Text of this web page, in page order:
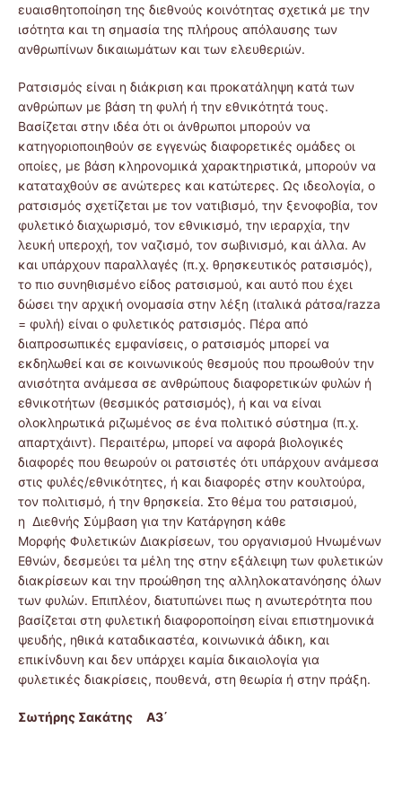
ευαισθητοποίηση της διεθνούς κοινότητας σχετικά με την
ισότητα και τη σημασία της πλήρους απόλαυσης των
ανθρωπίνων δικαιωμάτων και των ελευθεριών.
Ρατσισμός είναι η διάκριση και προκατάληψη κατά των
ανθρώπων με βάση τη φυλή ή την εθνικότητά τους.
Βασίζεται στην ιδέα ότι οι άνθρωποι μπορούν να
κατηγοριοποιηθούν σε εγγενώς διαφορετικές ομάδες οι
οποίες, με βάση κληρονομικά χαρακτηριστικά, μπορούν να
καταταχθούν σε ανώτερες και κατώτερες. Ως ιδεολογία, ο
ρατσισμός σχετίζεται με τον νατιβισμό, την ξενοφοβία, τον
φυλετικό διαχωρισμό, τον εθνικισμό, την ιεραρχία, την
λευκή υπεροχή, τον ναζισμό, τον σωβινισμό, και άλλα. Αν
και υπάρχουν παραλλαγές (π.χ. θρησκευτικός ρατσισμός),
το πιο συνηθισμένο είδος ρατσισμού, και αυτό που έχει
δώσει την αρχική ονομασία στην λέξη (ιταλικά ράτσα/razza
= φυλή) είναι ο φυλετικός ρατσισμός. Πέρα από
διαπροσωπικές εμφανίσεις, ο ρατσισμός μπορεί να
εκδηλωθεί και σε κοινωνικούς θεσμούς που προωθούν την
ανισότητα ανάμεσα σε ανθρώπους διαφορετικών φυλών ή
εθνικοτήτων (θεσμικός ρατσισμός), ή και να είναι
ολοκληρωτικά ριζωμένος σε ένα πολιτικό σύστημα (π.χ.
απαρτχάιντ). Περαιτέρω, μπορεί να αφορά βιολογικές
διαφορές που θεωρούν οι ρατσιστές ότι υπάρχουν ανάμεσα
στις φυλές/εθνικότητες, ή και διαφορές στην κουλτούρα,
τον πολιτισμό, ή την θρησκεία. Στο θέμα του ρατσισμού,
η Διεθνής Σύμβαση για την Κατάργηση κάθε
Μορφής Φυλετικών Διακρίσεων, του οργανισμού Ηνωμένων
Εθνών, δεσμεύει τα μέλη της στην εξάλειψη των φυλετικών
διακρίσεων και την προώθηση της αλληλοκατανόησης όλων
των φυλών. Επιπλέον, διατυπώνει πως η ανωτερότητα που
βασίζεται στη φυλετική διαφοροποίηση είναι επιστημονικά
ψευδής, ηθικά καταδικαστέα, κοινωνικά άδικη, και
επικίνδυνη και δεν υπάρχει καμία δικαιολογία για
φυλετικές διακρίσεις, πουθενά, στη θεωρία ή στην πράξη.
Σωτήρης Σακάτης Α3΄